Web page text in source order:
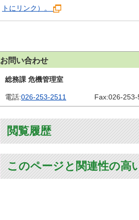
トにリンク）。
お問い合わせ
総務課 危機管理室
電話:026-253-2511 Fax:026-253-
閲覧履歴
このページと関連性の高